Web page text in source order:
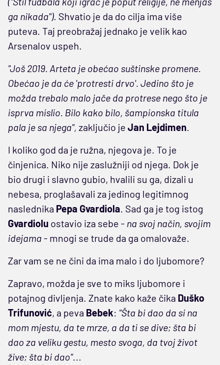
ga nikada"). Shvatio je da do cilja ima više
puteva. Taj preobražaj jednako je velik kao
Arsenalov uspeh.
"Još 2019. Arteta je obećao suštinske promene.
Obećao je da će 'protresti drvo'. Jedino što je
možda trebalo malo jače da protrese nego što je
isprva mislio. Bilo kako bilo, šampionska titula
pala je sa njega", zaključio je Jan Lejdimen.
I koliko god da je ružna, njegova je. To je
činjenica. Niko nije zaslužniji od njega. Dok je
bio drugi i slavno gubio, hvalili su ga, dizali u
nebesa, proglašavali za jedinog legitimnog
naslednika Pepa Gvardiola. Sad ga je tog istog
Gvardiolu ostavio iza sebe - na svoj način, svojim
idejama - mnogi se trude da ga omalovaže.
Zar vam se ne čini da ima malo i do ljubomore?
Zapravo, možda je sve to miks ljubomore i
potajnog divljenja. Znate kako kaže čika Duško
Trifunović, a peva Bebek: "Šta bi dao da si na
mom mjestu, da te mrze, a da ti se dive; šta bi
dao za veliku gestu, mesto svoga, da tvoj život
žive; šta bi dao"...